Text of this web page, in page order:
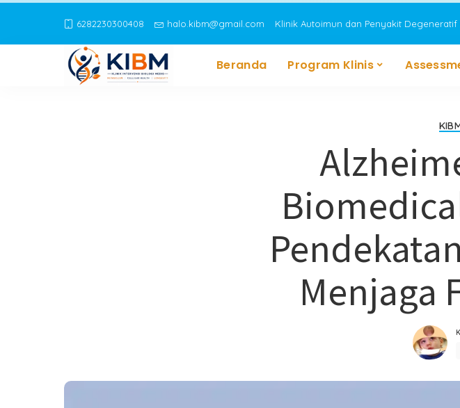
6282230300408 halo.kibm@gmail.com Klinik Autoimun dan Penyakit Degeneratif
Beranda Program Klinis
Menjaga